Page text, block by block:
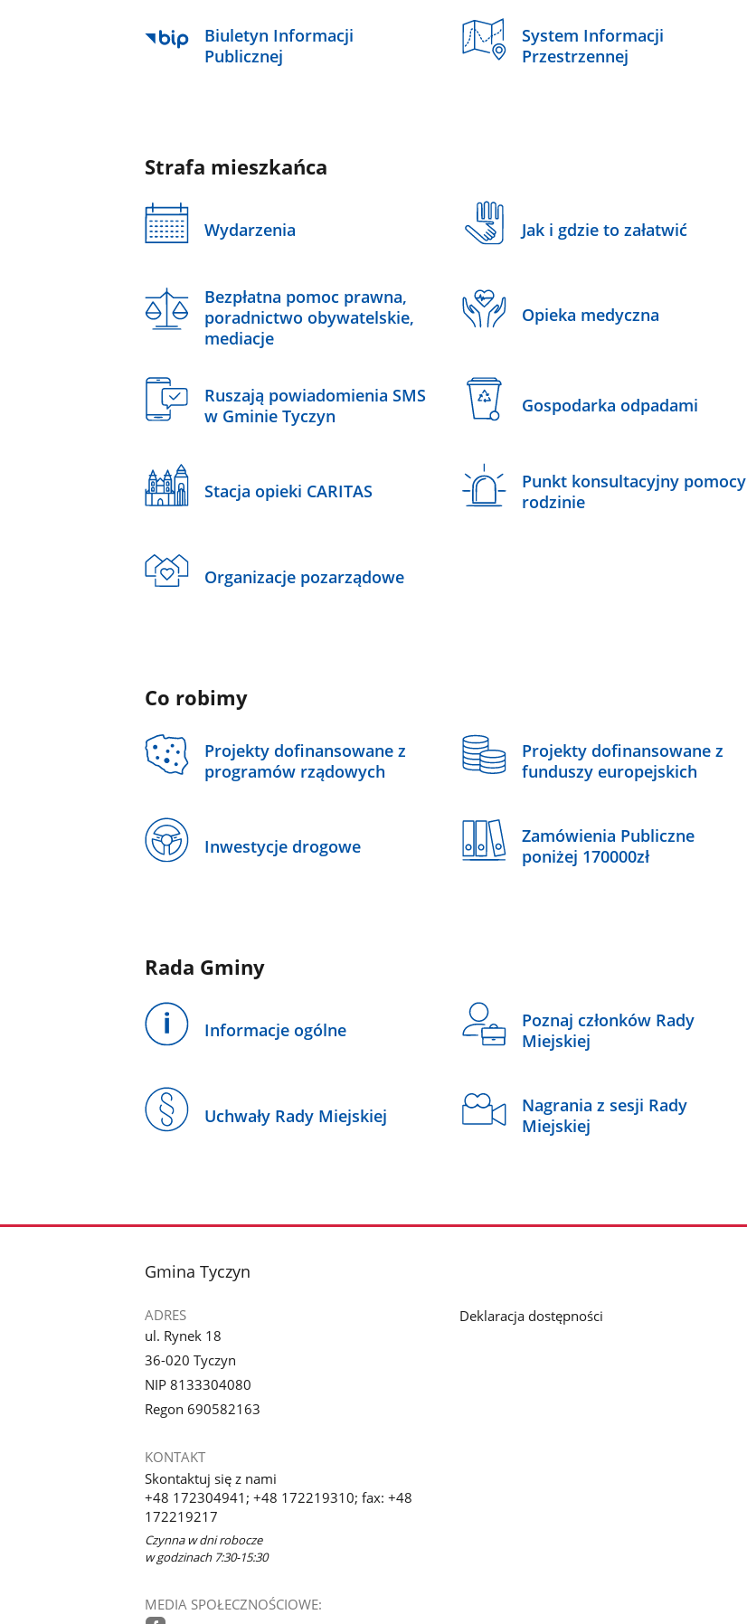
Biuletyn Informacji
Publicznej
System Informacji
Przestrzennej
Strafa mieszkańca
Wydarzenia Jak i gdzie to załatwić
Bezpłatna pomoc prawna,
poradnictwo obywatelskie,
mediacje
Opieka medyczna
Ruszają powiadomienia SMS
w Gminie Tyczyn
Gospodarka odpadami
Stacja opieki CARITAS
Punkt konsultacyjny pomocy
rodzinie
Organizacje pozarządowe
Co robimy
Projekty dofinansowane z
programów rządowych
Projekty dofinansowane z
funduszy europejskich
Inwestycje drogowe
Zamówienia Publiczne
poniżej 170000zł
Rada Gminy
Informacje ogólne
Poznaj członków Rady
Miejskiej
Uchwały Rady Miejskiej
Nagrania z sesji Rady
Miejskiej
stopka
Gmina Tyczyn
ADRES
ul. Rynek 18
36-020 Tyczyn
NIP 8133304080
Regon 690582163
KONTAKT
Skontaktuj się z nami
+48 172304941; +48 172219310; fax: +48
172219217
Czynna w dni robocze
w godzinach 7:30-15:30
MEDIA SPOŁECZNOŚCIOWE:
Deklaracja dostępności